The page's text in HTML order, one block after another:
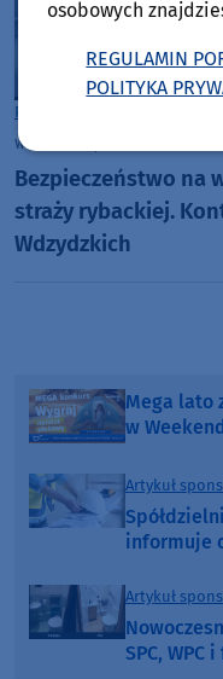
Powiat Kościerski
wtorek, 14 lipca 2026, 09:53
Bezpieczeństwo na
straży rybackiej.
Wdzydzkich
Mega lato
w
Artykuł
informuje
Artykuł
SPC,
osobowych
REGULAMIN
POLITYKA